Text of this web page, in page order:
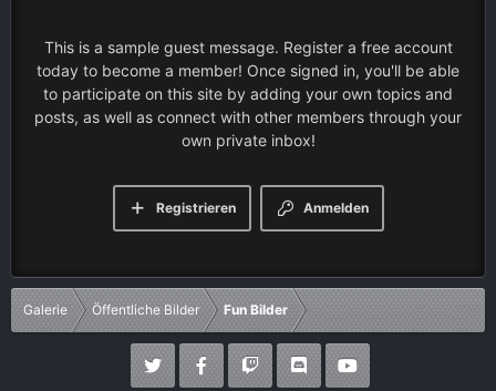
This is a sample guest message. Register a free account
today to become a member! Once signed in, you'll be able
to participate on this site by adding your own topics and
posts, as well as connect with other members through your
own private inbox!
Anmelden
Registrieren
Galerie Öffentliche Bilder Fun Bilder